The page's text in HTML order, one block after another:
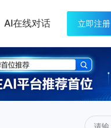
AI在线对话 立即注册